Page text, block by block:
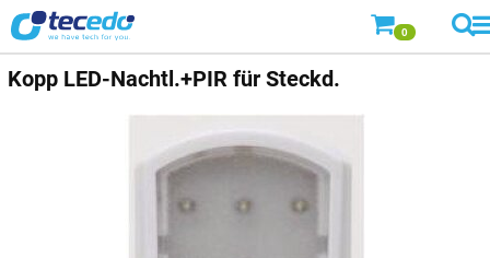
0
Kopp LED-Nachtl.+PIR für Steckd.